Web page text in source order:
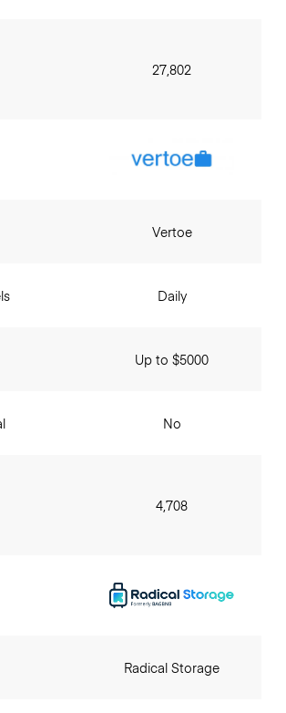
27,802
Vertoe
Daily
Up to $5000
No
4,708
Radical Storage